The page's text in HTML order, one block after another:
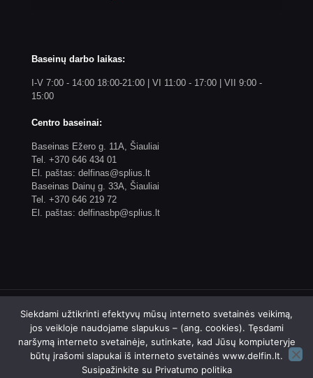
Baseinų darbo laikas:
I-V 7:00 - 14:00 18:00-21:00 | VI 11:00 - 17:00 | VII 9:00 -
15:00
Centro baseinai:
Baseinas Ežero g. 11A, Šiauliai
Tel. +370 646 434 01
El. paštas: delfinas@splius.lt
Baseinas Dainų g. 33A, Šiauliai
Tel. +370 646 219 72
El. paštas: delfinasbp@splius.lt
© 2023 Biudžetinės įstaigos Šiaulių plaukimo centro
"Delfinas" internetinis puslapis. Sprendimas: 4WEB
Siekdami užtikrinti efektyvų mūsų interneto svetainės veikimą,
jos veikloje naudojame slapukus – (ang. cookies). Tęsdami
naršymą interneto svetainėje, sutinkate, kad Jūsų kompiuteryje
būtų įrašomi slapukai iš interneto svetainės www.delfin.lt.
Susipažinkite su Privatumo politika